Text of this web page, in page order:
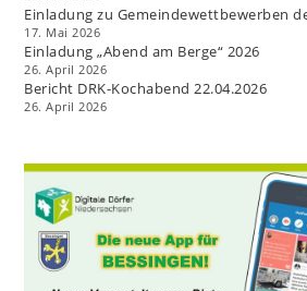
Einladung zu Gemeindewettbewerben
17. Mai 2026
Einladung „Abend am Berge“ 2026
26. April 2026
Bericht DRK-Kochabend 22.04.2026
26. April 2026